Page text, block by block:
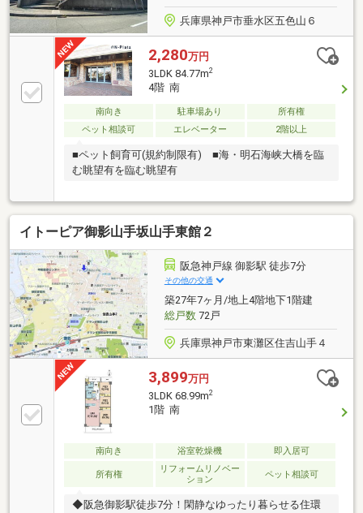
兵庫県神戸市垂水区五色山６
2,280万円
3LDK 84.77m2
4階 南
南向き 駐車場あり
所有権
ペット相談可
エレベーター 2階以上
■ペット飼育可(規約制限有) ■海・明石海峡大橋を臨
む眺望有を臨む眺望有
イトーピア御影山手坂山手東館２
阪急神戸線 御影駅 徒歩7分
その他の交通
築27年7ヶ月/地上4階地下1階建
総戸数72戸
兵庫県神戸市東灘区住吉山手４
3,899万円
3LDK 68.99m2
1階 南
南向き 浴室乾燥機 即入居可
所有権
リフォームリノベー
ション
ペット相談可
◆阪急御影駅徒歩7分！閑静なゆったり暮らせる住環